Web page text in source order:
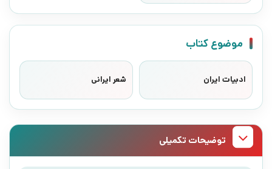
موضوع کتاب
ادبیات ایران شعر ایرانی
توضیحات تکمیلی